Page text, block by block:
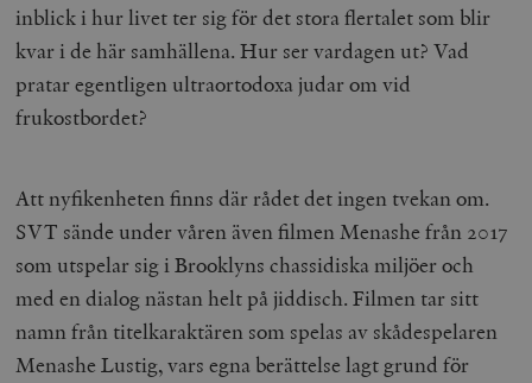
inblick i hur livet ter sig för det stora flertalet som blir
kvar i de här samhällena. Hur ser vardagen ut? Vad
pratar egentligen ultraortodoxa judar om vid
frukostbordet?
Att nyfikenheten finns där rådet det ingen tvekan om.
SVT sände under våren även filmen Menashe från 2017
som utspelar sig i Brooklyns chassidiska miljöer och
med en dialog nästan helt på jiddisch. Filmen tar sitt
namn från titelkaraktären som spelas av skådespelaren
Menashe Lustig, vars egna berättelse lagt grund för